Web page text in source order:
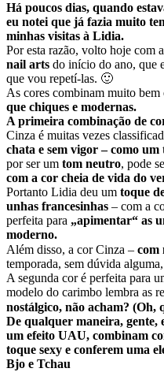
Há poucos dias, quando
eu notei que já fazia muito
minhas visitas à Lidia.
Por esta razão, volto hoje com
nail arts do início do ano, que
que vou repetí-las. 🙂
As cores combinam muito
que chiques e modernas.
A primeira combinação de
Cinza é muitas vezes
chata e sem vigor – como
por ser um tom neutro, pode
com a cor cheia de vida do
Portanto Lidia deu um toque
unhas francesinhas – com a
perfeita para „apimentar“ as
moderno.
Além disso, a cor Cinza – com
temporada, sem dúvida alguma,
A segunda cor é perfeita para
modelo do carimbo lembra as
nostálgico, não acham? (Oh,
De qualquer maneira, gente,
um efeito UAU, combinam
toque sexy e conferem uma
Bjo e Tchau